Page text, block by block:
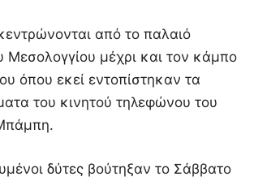
από το παλαιό
Μεσολογγίου μέχρι και τον κάμπο
όπου εκεί εντοπίστηκαν τα
του κινητού τηλεφώνου του
δύτες βούτηξαν το Σάββατο